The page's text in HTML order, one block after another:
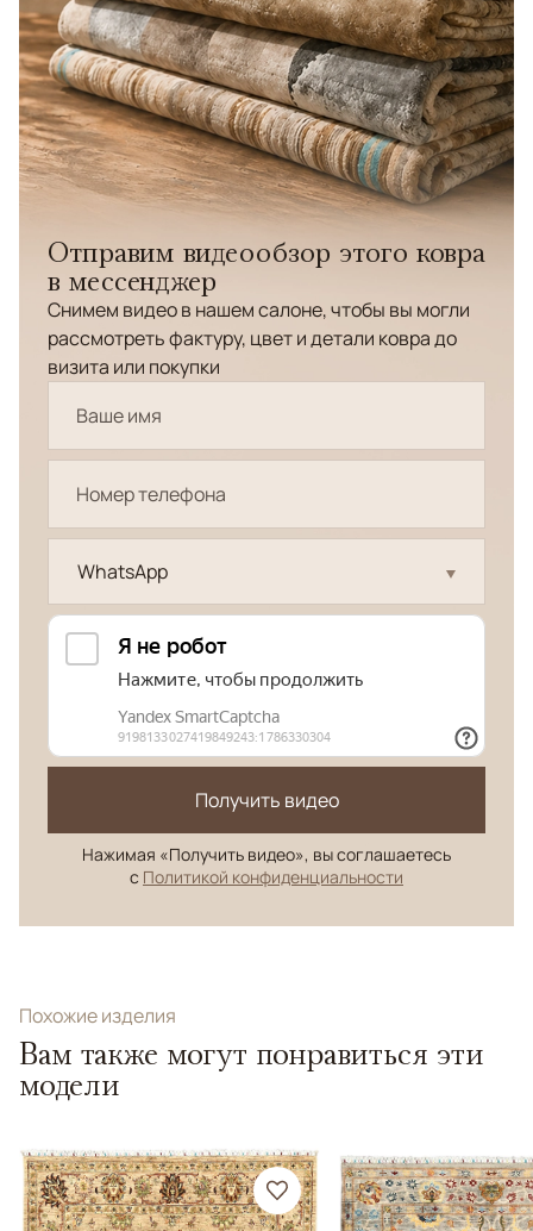
Отправим видеообзор этого ковра
в мессенджер
Снимем видео в нашем салоне, чтобы вы могли
рассмотреть фактуру, цвет и детали ковра до
визита или покупки
WhatsApp
Получить видео
Нажимая «Получить видео», вы соглашаетесь
с Политикой конфиденциальности
Похожие изделия
Вам также могут понравиться эти
модели